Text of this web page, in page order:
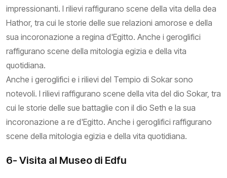
impressionanti. I rilievi raffigurano scene della vita della dea
Hathor, tra cui le storie delle sue relazioni amorose e della
sua incoronazione a regina d'Egitto. Anche i geroglifici
raffigurano scene della mitologia egizia e della vita
quotidiana.
Anche i geroglifici e i rilievi del Tempio di Sokar sono
notevoli. I rilievi raffigurano scene della vita del dio Sokar, tra
cui le storie delle sue battaglie con il dio Seth e la sua
incoronazione a re d'Egitto. Anche i geroglifici raffigurano
scene della mitologia egizia e della vita quotidiana.
6- Visita al Museo di Edfu